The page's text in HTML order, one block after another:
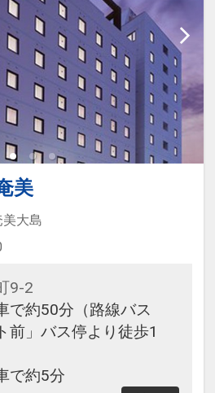
美
美大島
9-2
で約50分（路線バス
前」バス停より徒歩1
で約5分